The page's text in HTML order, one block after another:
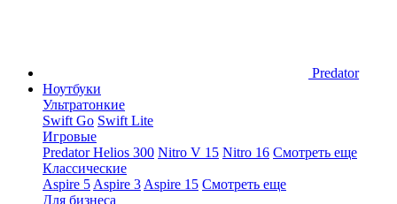
Predator
Ноутбуки
Ультратонкие
Swift Go Swift Lite
Игровые
Predator Helios 300 Nitro V 15 Nitro 16 Смотреть еще
Классические
Aspire 5 Aspire 3 Aspire 15 Смотреть еще
Для бизнеса